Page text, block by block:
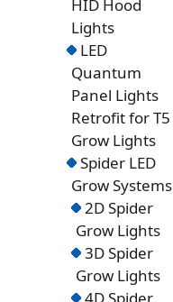
HID Hood
Lights
LED
Quantum
Panel Lights
Retrofit for T5
Grow Lights
Spider LED
Grow Systems
2D Spider
Grow Lights
3D Spider
Grow Lights
4D Spider